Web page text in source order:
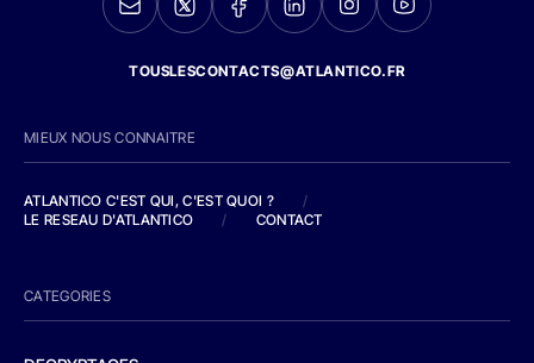
TOUSLESCONTACTS@ATLANTICO.FR
MIEUX NOUS CONNAITRE
ATLANTICO C'EST QUI, C'EST QUOI ?
/
LE RESEAU D'ATLANTICO
/ CONTACT
CATEGORIES